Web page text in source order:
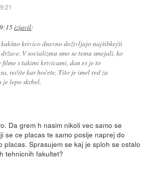
izjavil:
kakšno krivico dnevno doživljajo najšibkejši
V socializmu smo se temu smejali, ko
filme s takimi krivicami, dan es je to
rečite kar hočete, Tito je imel red za
je lepo skrbel.
Da grem h nasim nikoli vec samo se
se ce placas te samo poslje naprej do
placas. Sprasujem se kaj je sploh se ostalo
tehnicnih fakultet?